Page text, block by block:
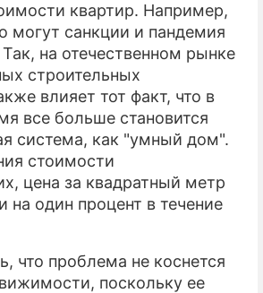
квартир. Например,
могут санкции и пандемия
на отечественном рынке
строительных
влияет тот факт, что в
все больше становится
система, как "умный дом".
стоимости
цена за квадратный метр
один процент в течение
что проблема не коснется
поскольку ее